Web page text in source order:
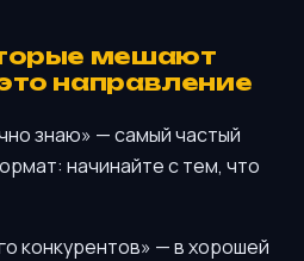
мешают
направление
знаю» — самый частый
начинайте с тем, что
конкурентов» — в хорошей